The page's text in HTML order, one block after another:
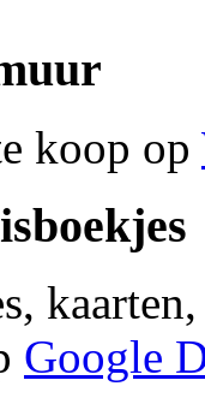
koop op
Google